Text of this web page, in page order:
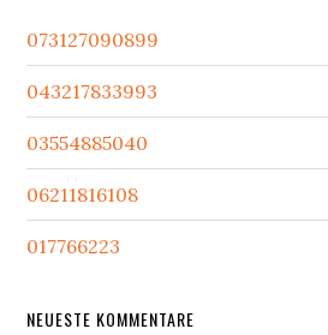
073127090899
043217833993
03554885040
06211816108
017766223
NEUESTE KOMMENTARE